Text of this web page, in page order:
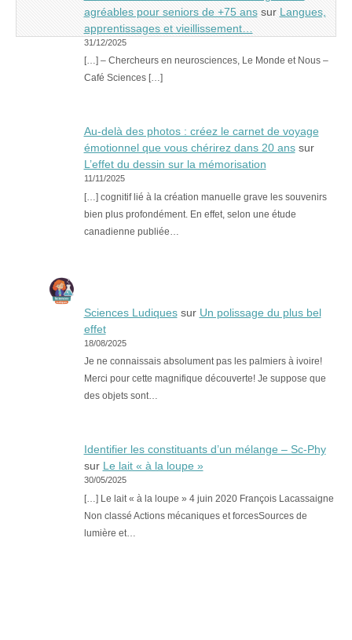
agréables pour seniors de +75 anssur Langues,
apprentissages et vieillissement…
31/12/2025
[…] – Chercheurs en neurosciences, Le Monde et Nous –
Café Sciences […]
Au-delà des photos : créez le carnet de voyage
émotionnel que vous chérirez dans 20 anssur
L’effet du dessin sur la mémorisation
11/11/2025
[…] cognitif lié à la création manuelle grave les souvenirs
bien plus profondément. En effet, selon une étude
canadienne publiée…
Sciences Ludiquessur Un polissage du plus bel
effet
18/08/2025
Je ne connaissais absolument pas les palmiers à ivoire!
Merci pour cette magnifique découverte! Je suppose que
des objets sont…
Identifier les constituants d’un mélange – Sc-Phy
sur Le lait « à la loupe »
30/05/2025
[…] Le lait « à la loupe » 4 juin 2020 François Lacassaigne
Non classé Actions mécaniques et forcesSources de
lumière et…